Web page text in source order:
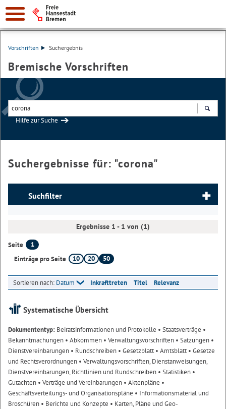
Vorschriften Suchergebnis
Bremische Vorschriften
Hilfe zur Suche
Suchergebnisse für: "corona"
Suchfilter
Ergebnisse 1 - 1 von (1)
Seite
1
Einträge pro Seite
10 20 50
Sortieren nach: Datum Inkrafttreten Titel Relevanz
Systematische Übersicht
Dokumententyp: Beiratsinformationen und Protokolle • Staatsverträge •
Bekanntmachungen • Abkommen • Verwaltungsvorschriften • Satzungen •
Dienstvereinbarungen • Rundschreiben • Gesetzblatt• Amtsblatt• Gesetze
und Rechtsverordnungen • Verwaltungsvorschriften, Dienstanweisungen,
Dienstvereinbarungen, Richtlinien und Rundschreiben • Statistiken •
Gutachten • Verträge und Vereinbarungen • Aktenpläne •
Geschäftsverteilungs- und Organisationspläne • Informationsmaterial und
Broschüren • Berichte und Konzepte • Karten, Pläne und Geo-